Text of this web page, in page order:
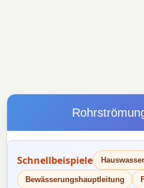
Schnellbeispiele
Bewässerungshauptleitung